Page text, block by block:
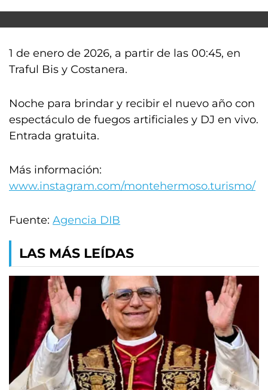
1 de enero de 2026, a partir de las 00:45, en
Traful Bis y Costanera.
Noche para brindar y recibir el nuevo año con
espectáculo de fuegos artificiales y DJ en vivo.
Entrada gratuita.
Más información:
www.instagram.com/montehermoso.turismo/
Fuente: Agencia DIB
LAS MÁS LEÍDAS